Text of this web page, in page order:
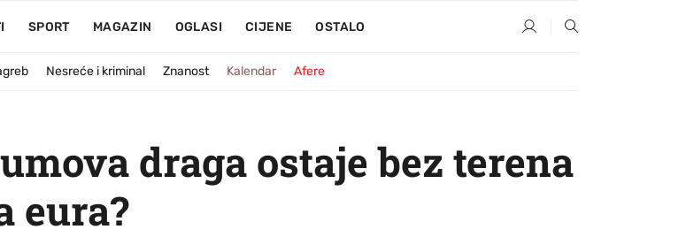
SPORT MAGAZIN OGLASI CIJENE OSTALO
Nesreće i kriminal Znanost Kalendar Afere
draga ostaje bez terena
eura?